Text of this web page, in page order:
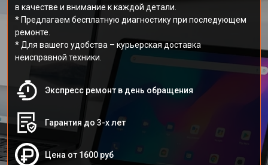
в качестве и внимание к каждой детали.
* Предлагаем бесплатную диагностику при последующем
ремонте.
* Для вашего удобства – курьерская доставка
неисправной техники.
Экспресс ремонт в день обращения
Гарантия до 3-х лет
Цена от 1600 руб